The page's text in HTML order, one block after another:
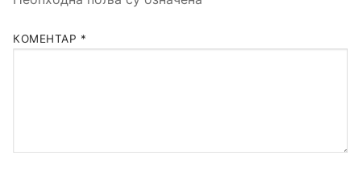
КОМЕНТАР *